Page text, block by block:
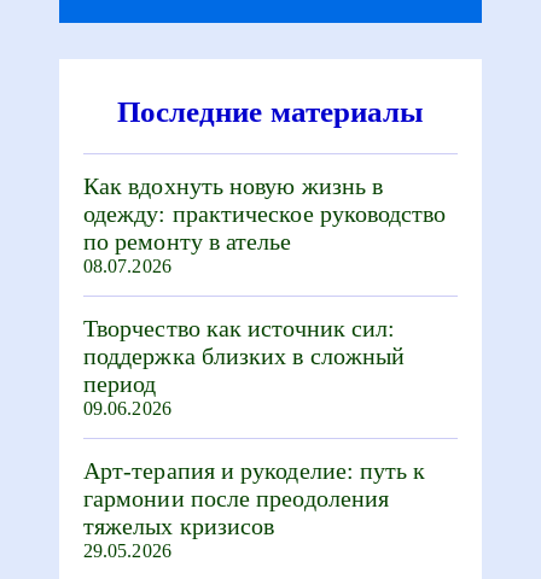
Последние материалы
Как вдохнуть новую жизнь в
одежду: практическое руководство
по ремонту в ателье
08.07.2026
Творчество как источник сил:
поддержка близких в сложный
период
09.06.2026
Арт-терапия и рукоделие: путь к
гармонии после преодоления
тяжелых кризисов
29.05.2026